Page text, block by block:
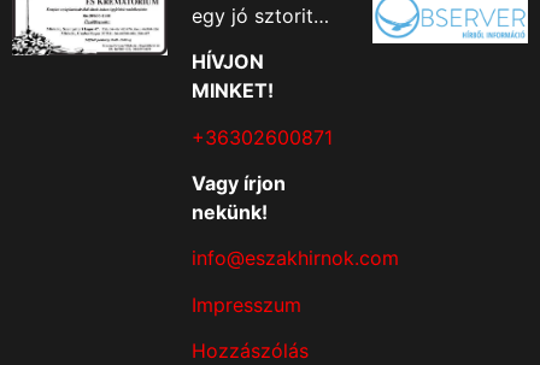
egy jó sztorit…
HÍVJON
MINKET!
+36302600871
Vagy írjon
nekünk!
info@eszakhirnok.com
Impresszum
Hozzászólás